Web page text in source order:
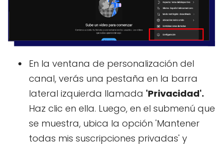
En la ventana de personalización del
canal, verás una pestaña en la barra
lateral izquierda llamada 'Privacidad'.
Haz clic en ella. Luego, en el submenú que
se muestra, ubica la opción 'Mantener
todas mis suscripciones privadas' y